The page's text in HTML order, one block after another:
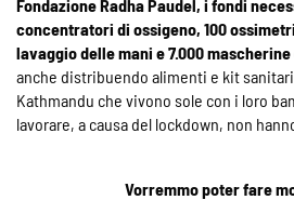
Fondazione Radha Paudel, i fondi
concentratori di ossigeno, 100
lavaggio delle mani e 7.000
anche distribuendo alimenti e kit sanitari
Kathmandu che vivono sole con i loro
lavorare, a causa del lockdown, non
Vorremmo poter fare